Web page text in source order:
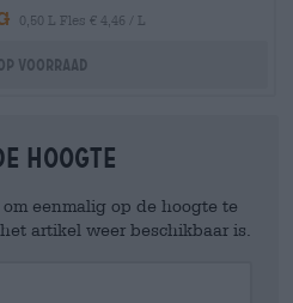
0,50 L Fles € 4,46 / L
voorraad
hoogte
eenmalig op de hoogte te
artikel weer beschikbaar is.